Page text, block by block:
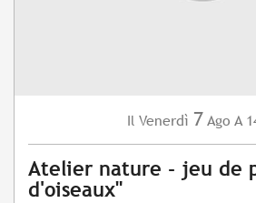
Il Venerdì 7 Ago A
Atelier nature - jeu de
d'oiseaux"